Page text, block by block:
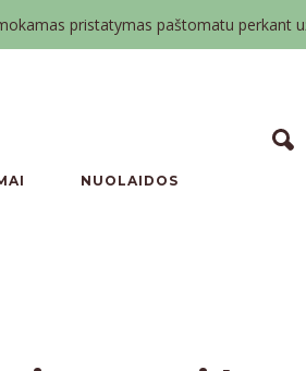
pristatymas paštomatu perkant
NUOLAIDOS